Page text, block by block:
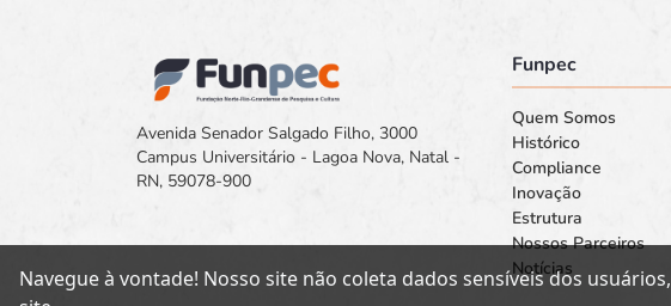
Avenida Senador Salgado Filho, 3000
Campus Universitário - Lagoa Nova, Natal -
RN, 59078-900
Funpec
Quem Somos
Histórico
Compliance
Inovação
Estrutura
Nossos Parceiros
Notícias
Navegue à vontade! Nosso site não coleta dados sensíveis dos